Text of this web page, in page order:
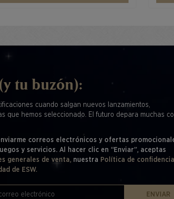
tu buzón):
cuando salgan nuevos lanzamientos,
que hemos seleccionado. El futuro depara muchas
correos electrónicos y ofertas
y servicios. Al hacer clic en “Enviar”, aceptas
generales de venta, nuestra Política de
de ESW.
ENVIAR